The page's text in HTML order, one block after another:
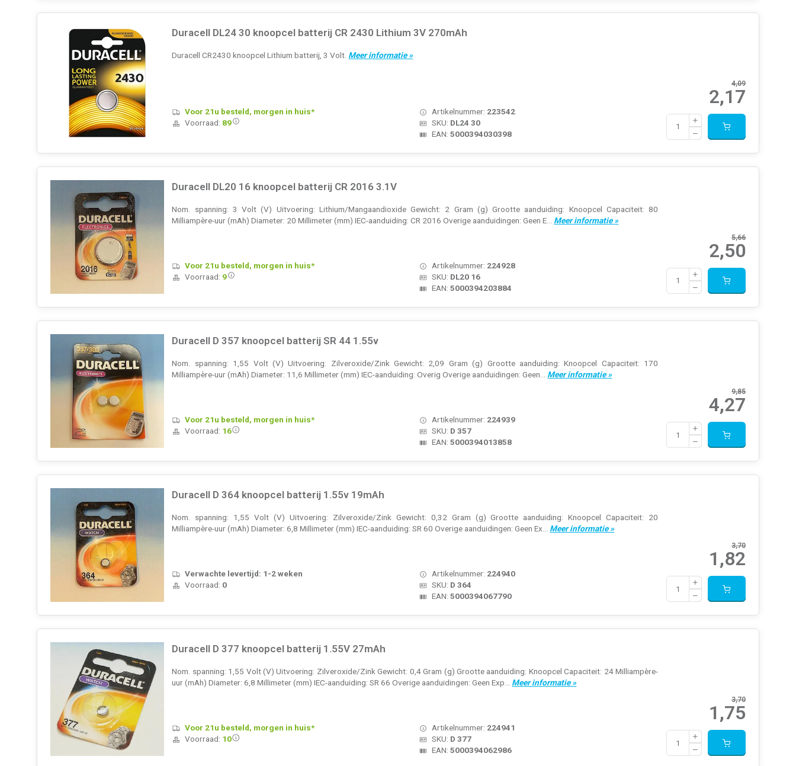
Duracell DL24 30 knoopcel batterij CR 2430 Lithium 3V 270mAh
Duracell CR2430 knoopcel Lithium batterij, 3 Volt. Meer informatie »
4,09
2,17
Artikelnummer: 223542
SKU: DL24 30
EAN:5000394030398
Voor 21u besteld, morgen in huis*
Voorraad: 89
Duracell DL20 16 knoopcel batterij CR 2016 3.1V
Nom. spanning: 3 Volt (V) Uitvoering: Lithium/Mangaandioxide Gewicht: 2 Gram (g) Grootte aanduiding: Knoopcel Capaciteit: 80
Milliampère-uur (mAh) Diameter: 20 Millimeter (mm) IEC-aanduiding: CR 2016 Overige aanduidingen: Geen E... Meer informatie »
5,66
2,50
Artikelnummer: 224928
SKU: DL20 16
EAN:5000394203884
Voor 21u besteld, morgen in huis*
Voorraad: 9
Duracell D 357 knoopcel batterij SR 44 1.55v
Nom. spanning: 1,55 Volt (V) Uitvoering: Zilveroxide/Zink Gewicht: 2,09 Gram (g) Grootte aanduiding: Knoopcel Capaciteit: 170
Milliampère-uur (mAh) Diameter: 11,6 Millimeter (mm) IEC-aanduiding: Overig Overige aanduidingen: Geen... Meer informatie »
9,85
4,27
Artikelnummer: 224939
SKU: D 357
EAN:5000394013858
Voor 21u besteld, morgen in huis*
Voorraad: 16
Duracell D 364 knoopcel batterij 1.55v 19mAh
Nom. spanning: 1,55 Volt (V) Uitvoering: Zilveroxide/Zink Gewicht: 0,32 Gram (g) Grootte aanduiding: Knoopcel Capaciteit: 20
Milliampère-uur (mAh) Diameter: 6,8 Millimeter (mm) IEC-aanduiding: SR 60 Overige aanduidingen: Geen Ex... Meer informatie »
3,70
1,82
Artikelnummer: 224940
SKU: D 364
EAN:5000394067790
Verwachte levertijd: 1-2 weken
Voorraad: 0
Duracell D 377 knoopcel batterij 1.55V 27mAh
Nom. spanning: 1,55 Volt (V) Uitvoering: Zilveroxide/Zink Gewicht: 0,4 Gram (g) Grootte aanduiding: Knoopcel Capaciteit: 24 Milliampère-
uur (mAh) Diameter: 6,8 Millimeter (mm) IEC-aanduiding: SR 66 Overige aanduidingen: Geen Exp... Meer informatie »
3,70
1,75
Artikelnummer: 224941
SKU: D 377
EAN:5000394062986
Voor 21u besteld, morgen in huis*
Voorraad: 10